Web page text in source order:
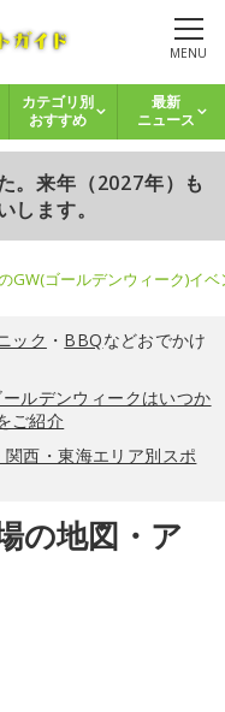
MENU
カテゴリ別
おすすめ
最新
ニュース
。来年（2027年）も
します。
GW(ゴールデンウィーク)イ
ック ・ BBQなどおでかけ
ルデンウィークはいつか
ご紹介
西・東海エリア別スポ
の地図・ア